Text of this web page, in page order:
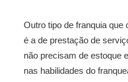
Outro tipo de franquia
é a de prestação de
não precisam de estoque
nas habilidades do